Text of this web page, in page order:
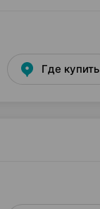
Где купить